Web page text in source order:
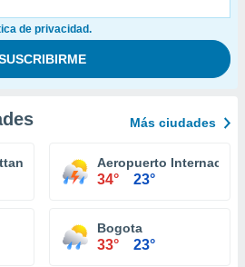
de privacidad.
Más ciudades
Aeropuerto
34° 23°
Bogota
33° 23°